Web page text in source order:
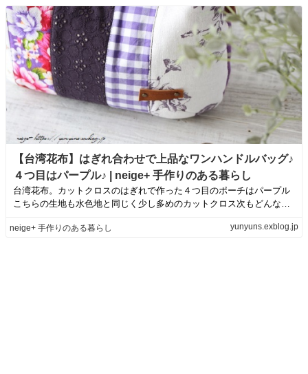
【台湾花布】はぎれ合わせで上品なワンハンドルバッグ♪
４つ目はパープル♪ | neige+ 手作りのある暮らし
台湾花布。カットクロスのはぎれで作った４つ目のポーチはパープル
こちらの生地も水色地と同じく少し多めのカットクロス次もどんな形
neige+ 手作りのある暮らし yunyuns.exblog.jp